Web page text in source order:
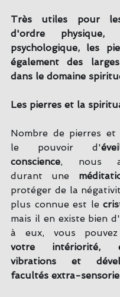
Très utiles pour
d'ordre
psychologique, les
également des
dans le domaine
Les pierres et la
Nombre de pierres
le pouvoir d'
conscience, nous
durant une
protéger de la
plus connue est le
mais il en existe bien
à eux, vous
votre intériorité,
vibrations et
facultés extra-